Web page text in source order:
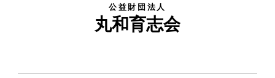
公益財団法人
丸和育志会